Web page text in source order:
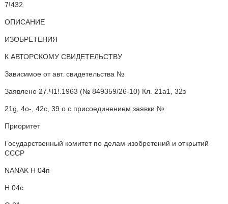
7!432
ОПИСАНИЕ
ИЗОБРЕТЕНИЯ
К АВТОРСКОМУ СВИДЕТЕЛЬСТВУ
Зависимое от авт. свидетельства №
Заявлено 27.Ч1!.1963 (№ 849359/26-10) Кл. 21а1, 32з
21g, 4о-, 42с, 39 о с присоединением заявки №
Приоритет
Государственный комитет по делам изобретений и открытий
СССР
NANAK Н 04п
Н 04с